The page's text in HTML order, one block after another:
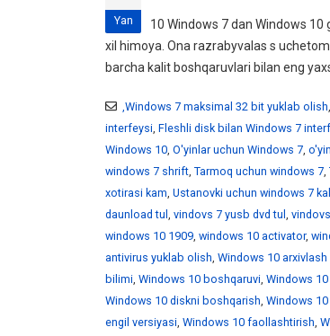
Yan 10 Windows 7 dan Windows
xil himoya. Ona razrabyvalas s
barcha kalit boshqaruvlari bilan eng
,Windows 7 maksimal 32 bit yuklab olish,
interfeysi, Fleshli disk bilan Windows 7
Windows 10, O'yinlar uchun Windows 7,
windows 7 shrift, Tarmoq uchun windows 7,
xotirasi kam, Ustanovki uchun windows 7
daunload tul , vindovs 7 yusb dvd tul ,
windows 10 1909, windows 10 activator,
antivirus yuklab olish, Windows 10
bilimi, Windows 10 boshqaruvi, Windows 10
Windows 10 diskni boshqarish, Windows
engil versiyasi, Windows 10 faollashtirish,